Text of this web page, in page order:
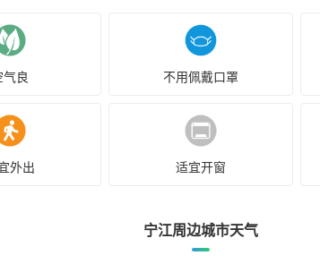
气良 不用佩戴口罩
外出 适宜开窗
宁江周边城市天气